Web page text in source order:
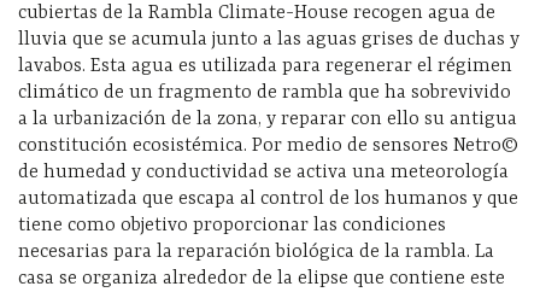
cubiertas de la Rambla Climate-House recogen agua de
lluvia que se acumula junto a las aguas grises de duchas y
lavabos. Esta agua es utilizada para regenerar el régimen
climático de un fragmento de rambla que ha sobrevivido
a la urbanización de la zona, y reparar con ello su antigua
constitución ecosistémica. Por medio de sensores Netro©
de humedad y conductividad se activa una meteorología
automatizada que escapa al control de los humanos y que
tiene como objetivo proporcionar las condiciones
necesarias para la reparación biológica de la rambla. La
casa se organiza alrededor de la elipse que contiene este